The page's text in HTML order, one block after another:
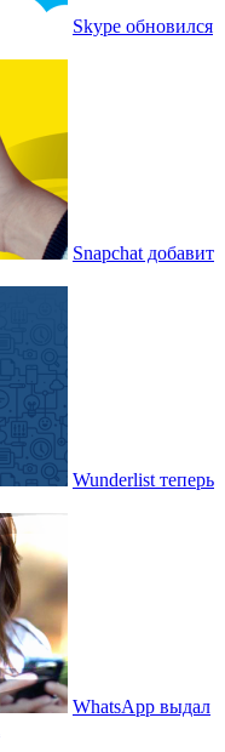
Skype обновился
Snapchat добавит
Wunderlist теперь
WhatsApp выдал